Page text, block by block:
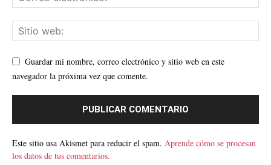
Guardar mi nombre, correo electrónico y sitio web en este
navegador la próxima vez que comente.
Este sitio usa Akismet para reducir el spam. Aprende cómo se procesan
los datos de tus comentarios.